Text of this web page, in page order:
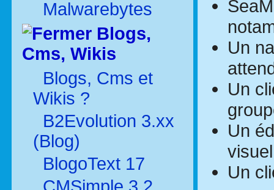
Malwarebytes
Blogs,
Cms, Wikis
Blogs, Cms et
Wikis ?
B2Evolution 3.xx
(Blog)
BlogoText 17
Un
Un
Un
Un